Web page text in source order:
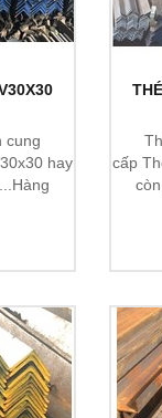
cung
hay
cấp